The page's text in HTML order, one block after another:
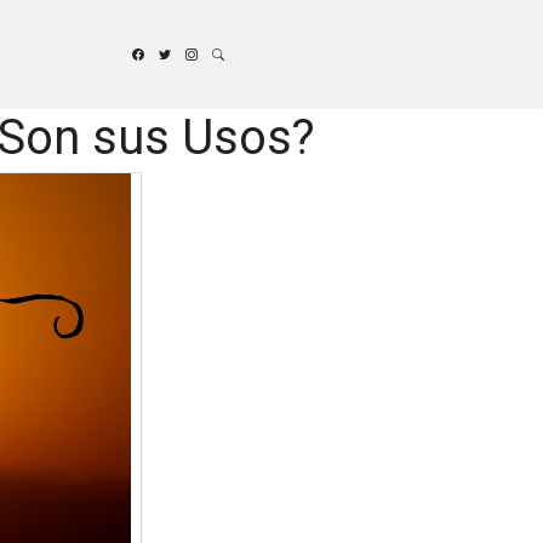
sus Usos?